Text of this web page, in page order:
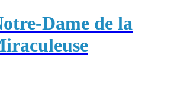
Dame de la